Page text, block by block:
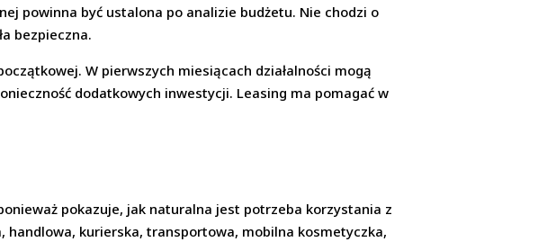
powinna być ustalona po analizie budżetu. Nie chodzi o
bezpieczna.
W pierwszych miesiącach działalności mogą
dodatkowych inwestycji. Leasing ma pomagać w
pokazuje, jak naturalna jest potrzeba korzystania z
handlowa, kurierska, transportowa, mobilna kosmetyczka,